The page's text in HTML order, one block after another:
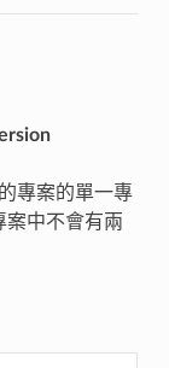
專案的單一專
案中不會有兩